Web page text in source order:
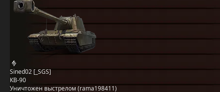
Sined02 [_SGS]
КВ-90
Уничтожен выстрелом (rama198411)